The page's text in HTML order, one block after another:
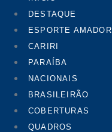
DESTAQUE
ESPORTE AMADOR
CARIRI
PARAÍBA
NACIONAIS
BRASILEIRÃO
COBERTURAS
QUADROS